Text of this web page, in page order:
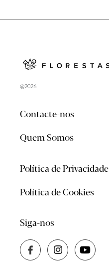
@2026
Contacte-nos
Quem Somos
Política de Privacidade
Política de Cookies
Siga-nos